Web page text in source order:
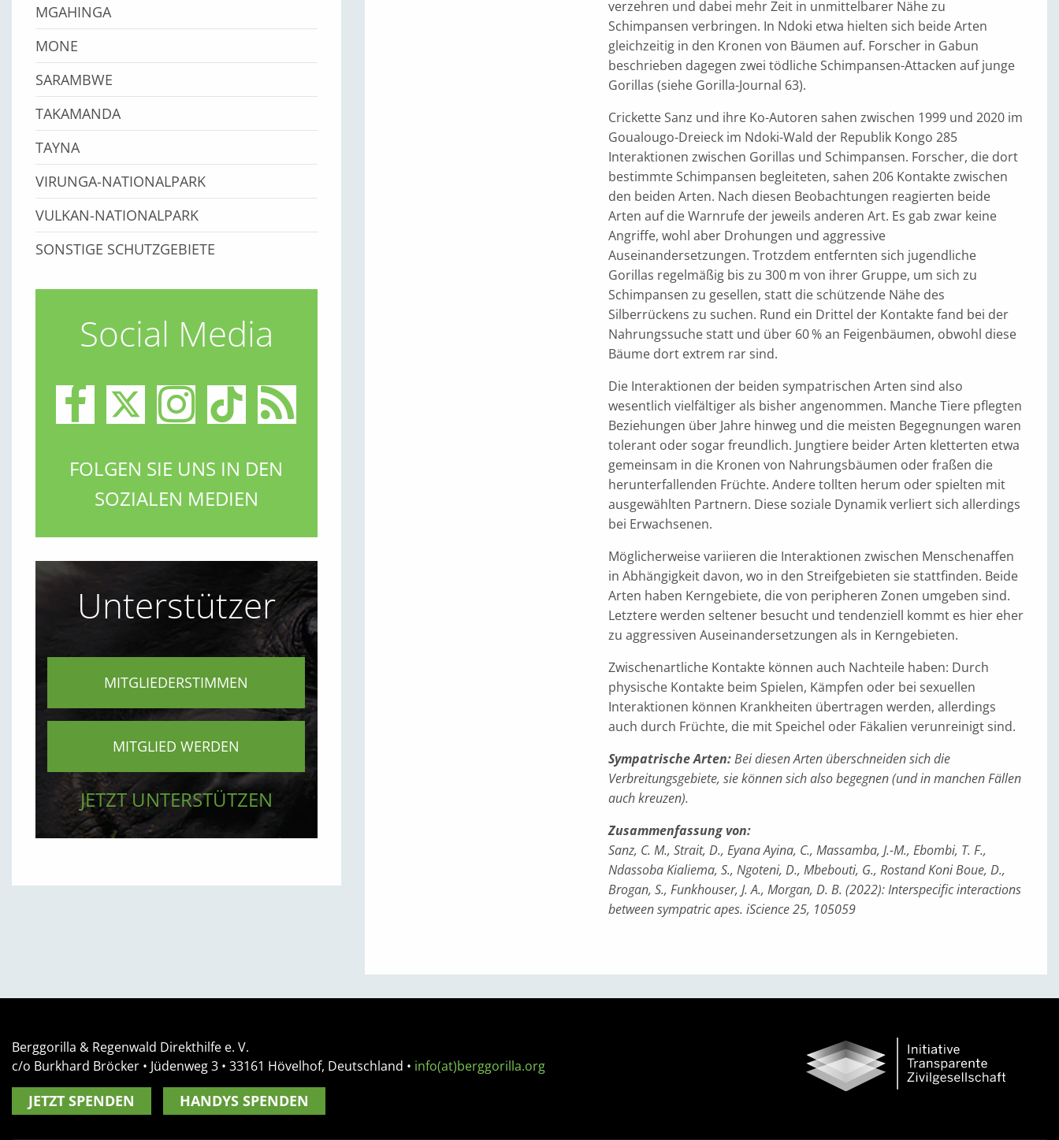
verzehren und dabei mehr Zeit in unmittelbarer Nähe zu
Schimpansen verbringen. In Ndoki etwa hielten sich beide Arten
gleichzeitig in den Kronen von Bäumen auf. Forscher in Gabun
beschrieben dagegen zwei tödliche Schimpansen-Attacken auf junge
Gorillas (siehe Gorilla-Journal 63).
Crickette Sanz und ihre Ko-Autoren sahen zwischen 1999 und 2020 im
Goualougo-Dreieck im Ndoki-Wald der Republik Kongo 285
Interaktionen zwischen Gorillas und Schimpansen. Forscher, die dort
bestimmte Schimpansen begleiteten, sahen 206 Kontakte zwischen
den beiden Arten. Nach diesen Beobachtungen reagierten beide
Arten auf die Warnrufe der jeweils anderen Art. Es gab zwar keine
Angriffe, wohl aber Drohungen und aggressive
Auseinandersetzungen. Trotzdem entfernten sich jugendliche
Gorillas regelmäßig bis zu 300 m von ihrer Gruppe, um sich zu
Schimpansen zu gesellen, statt die schützende Nähe des
Silberrückens zu suchen. Rund ein Drittel der Kontakte fand bei der
Nahrungssuche statt und über 60 % an Feigenbäumen, obwohl diese
Bäume dort extrem rar sind.
Die Interaktionen der beiden sympatrischen Arten sind also
wesentlich vielfältiger als bisher angenommen. Manche Tiere pflegten
Beziehungen über Jahre hinweg und die meisten Begegnungen waren
tolerant oder sogar freundlich. Jungtiere beider Arten kletterten etwa
gemeinsam in die Kronen von Nahrungsbäumen oder fraßen die
herunterfallenden Früchte. Andere tollten herum oder spielten mit
ausgewählten Partnern. Diese soziale Dynamik verliert sich allerdings
bei Erwachsenen.
Möglicherweise variieren die Interaktionen zwischen Menschenaffen
in Abhängigkeit davon, wo in den Streifgebieten sie stattfinden. Beide
Arten haben Kerngebiete, die von peripheren Zonen umgeben sind.
Letztere werden seltener besucht und tendenziell kommt es hier eher
zu aggressiven Auseinandersetzungen als in Kerngebieten.
Zwischenartliche Kontakte können auch Nachteile haben: Durch
physische Kontakte beim Spielen, Kämpfen oder bei sexuellen
Interaktionen können Krankheiten übertragen werden, allerdings
auch durch Früchte, die mit Speichel oder Fäkalien verunreinigt sind.
Sympatrische Arten:Bei diesen Arten überschneiden sich die
Verbreitungsgebiete, sie können sich also begegnen (und in manchen Fällen
auch kreuzen).
Zusammenfassung von:
Sanz, C. M., Strait, D., Eyana Ayina, C., Massamba, J.-M., Ebombi, T. F.,
Ndassoba Kialiema, S., Ngoteni, D., Mbebouti, G., Rostand Koni Boue, D.,
Brogan, S., Funkhouser, J. A., Morgan, D. B. (2022): Interspecific interactions
between sympatric apes. iScience 25, 105059
MGAHINGA
MONE
SARAMBWE
TAKAMANDA
TAYNA
VIRUNGA-NATIONALPARK
VULKAN-NATIONALPARK
SONSTIGE SCHUTZGEBIETE
Social Media
FOLGEN SIE UNS IN DEN
SOZIALEN MEDIEN
Unterstützer
MITGLIEDERSTIMMEN
MITGLIED WERDEN
JETZT UNTERSTÜTZEN
Berggorilla & Regenwald Direkthilfe e. V.
c/o Burkhard Bröcker • Jüdenweg 3 • 33161 Hövelhof, Deutschland • info(at)berggorilla.org
JETZT SPENDEN HANDYS SPENDEN